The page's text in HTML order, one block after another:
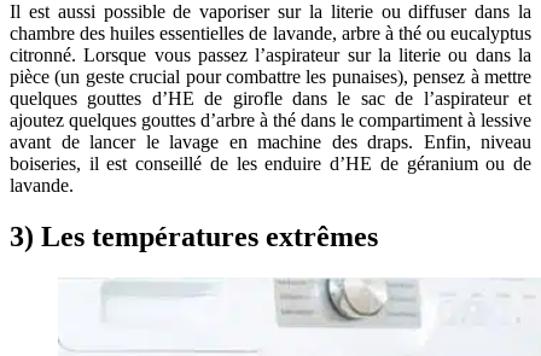
Il est aussi possible de vaporiser sur la literie ou diffuser dans la
chambre des huiles essentielles de lavande, arbre à thé ou eucalyptus
citronné. Lorsque vous passez l’aspirateur sur la literie ou dans la
pièce (un geste crucial pour combattre les punaises), pensez à mettre
quelques gouttes d’HE de girofle dans le sac de l’aspirateur et
ajoutez quelques gouttes d’arbre à thé dans le compartiment à lessive
avant de lancer le lavage en machine des draps. Enfin, niveau
boiseries, il est conseillé de les enduire d’HE de géranium ou de
lavande.
3) Les températures extrêmes